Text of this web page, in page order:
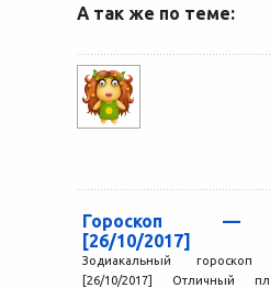
А так же по теме:
Гороскоп —
[26/10/2017]
Зодиакальный
[26/10/2017] Отличный